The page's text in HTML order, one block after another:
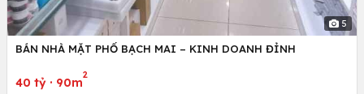
5
BÁN NHÀ MẶT PHỐ BẠCH MAI – KINH DOANH ĐỈNH
40 tỷ · 90m
2